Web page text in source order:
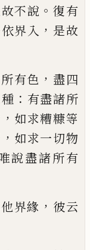
不說 。 復有
依界入 ， 是故
有色 ， 盡四
： 有盡諸所
， 如求糟糠等
， 如求一切物
說盡諸所有
界緣 ， 彼云